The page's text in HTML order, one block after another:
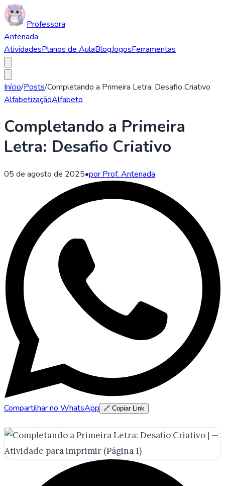
Professora
Antenada
AtividadesPlanos de AulaBlogJogosFerramentas
Início/Posts/Completando a Primeira Letra: Desafio Criativo
AlfabetizaçãoAlfabeto
Completando a Primeira
Letra: Desafio Criativo
05 de agosto de 2025•por Prof. Antenada
Compartilhar no WhatsApp 🔗 Copiar Link